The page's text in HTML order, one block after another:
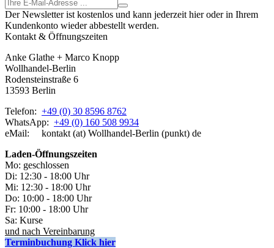
Der Newsletter ist kostenlos und kann jederzeit hier oder in Ihrem
Kundenkonto wieder abbestellt werden.
Kontakt & Öffnungszeiten
Anke Glathe + Marco Knopp
Wollhandel-Berlin
Rodensteinstraße 6
13593 Berlin
Telefon: +49 (0) 30 8596 8762
WhatsApp: +49 (0) 160 508 9934
eMail: kontakt (at) Wollhandel-Berlin (punkt) de
Laden-Öffnungszeiten
Mo: geschlossen
Di: 12:30 - 18:00 Uhr
Mi: 12:30 - 18:00 Uhr
Do: 10:00 - 18:00 Uhr
Fr: 10:00 - 18:00 Uhr
Sa: Kurse
und nach Vereinbarung
Terminbuchung Klick hier